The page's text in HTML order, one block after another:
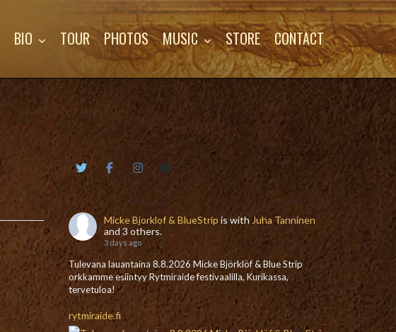
BIO TOUR PHOTOS MUSIC STORE CONTACT
Micke Bjorklof & BlueStrip is withJuha Tanninen
and 3 others.
3 days ago
Tulevana lauantaina 8.8.2026 Micke Björklöf & Blue Strip
orkkamme esiintyy Rytmiraide festivaalilla, Kurikassa,
tervetuloa!
rytmiraide.fi